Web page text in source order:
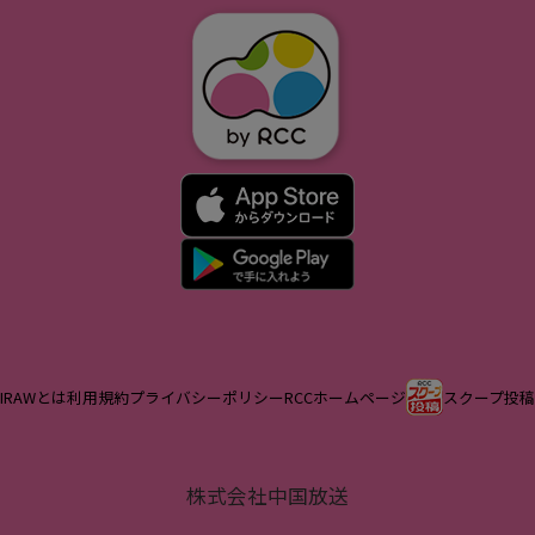
IRAWとは利用規約プライバシーポリシーRCCホームページ スクープ投稿
株式会社中国放送